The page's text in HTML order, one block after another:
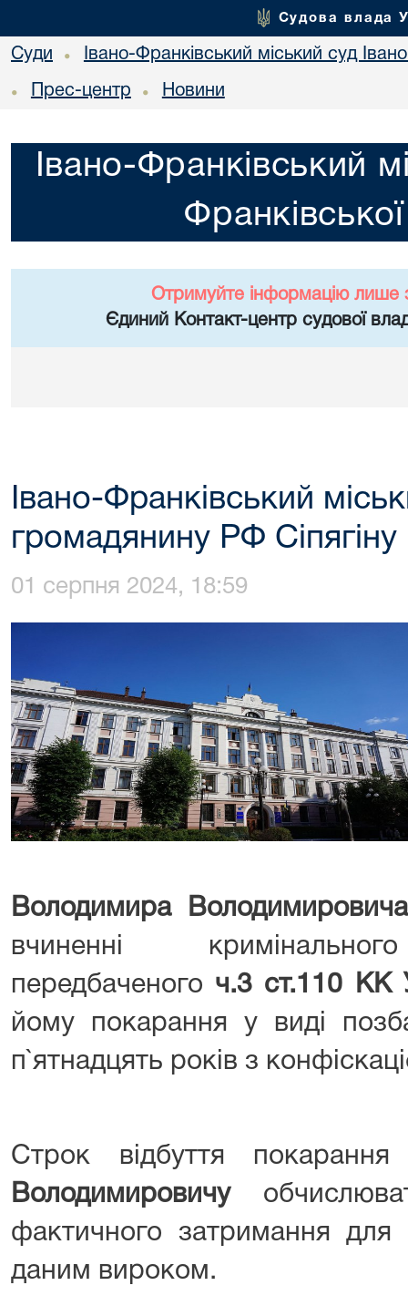
Судова влада
Суди • Івано-Франківський міський суд
• Прес-центр • Новини
Івано-Франківський
Отримуйте інформацію лише
Єдиний Контакт-центр судової
Івано-Франківський
громадянину РФ
01 серпня 2024, 18:59
Володимира Володимировича
вчиненні
передбаченого ч.3 ст.110 КК
йому покарання у виді
п`ятнадцять років з
Строк відбуття
Володимировичу
фактичного затримання для
даним вироком.